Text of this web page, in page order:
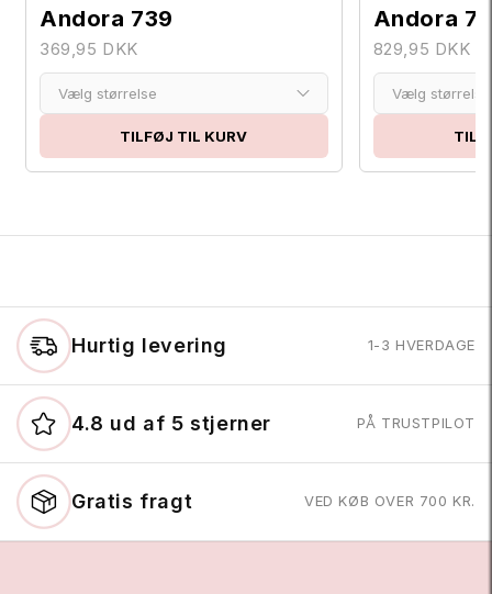
Andora 739
369,95 DKK
Vælg størrelse
TILFØJ TIL KURV
Andora
829,95 DKK
Vælg størrelse
Hurtig levering 1-3 HVERDAGE
4.8 ud af 5 stjerner PÅ TRUSTPILOT
Gratis fragt VED KØB OVER 700 KR.